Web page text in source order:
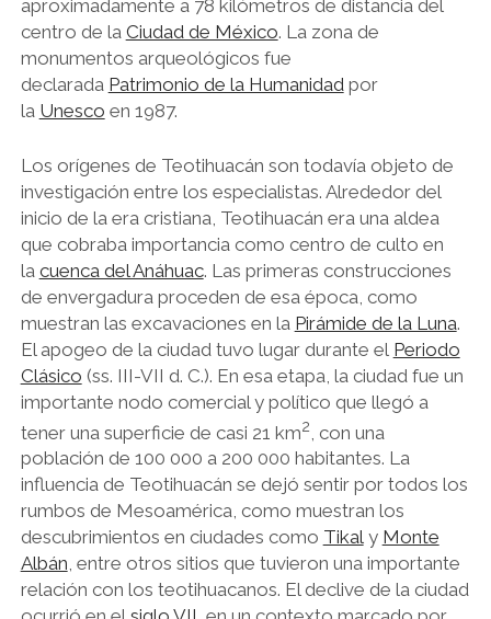
aproximadamente a 78 kilómetros de distancia del
centro de la Ciudad de México. La zona de
monumentos arqueológicos fue
declarada Patrimonio de la Humanidadpor
la Unesco en 1987.
Los orígenes de Teotihuacán son todavía objeto de
investigación entre los especialistas. Alrededor del
inicio de la era cristiana, Teotihuacán era una aldea
que cobraba importancia como centro de culto en
la cuenca del Anáhuac. Las primeras construcciones
de envergadura proceden de esa época, como
muestran las excavaciones en la Pirámide de la Luna.
El apogeo de la ciudad tuvo lugar durante el Periodo
Clásico (ss. III-VII d. C.). En esa etapa, la ciudad fue un
importante nodo comercial y político que llegó a
tener una superficie de casi 21 km2, con una
población de 100 000 a 200 000 habitantes. La
influencia de Teotihuacán se dejó sentir por todos los
rumbos de Mesoamérica, como muestran los
descubrimientos en ciudades como Tikaly Monte
Albán, entre otros sitios que tuvieron una importante
relación con los teotihuacanos. El declive de la ciudad